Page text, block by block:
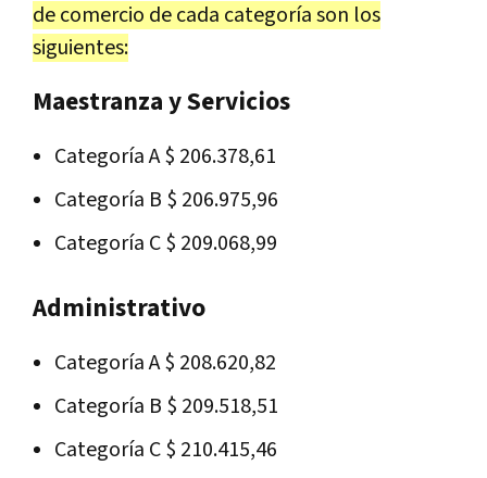
de comercio de cada categoría son los
siguientes:
Maestranza y Servicios
Categoría A $ 206.378,61
Categoría B $ 206.975,96
Categoría C $ 209.068,99
Administrativo
Categoría A $ 208.620,82
Categoría B $ 209.518,51
Categoría C $ 210.415,46